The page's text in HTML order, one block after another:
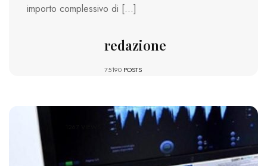
importo complessivo di […]
redazione
75190 POSTS